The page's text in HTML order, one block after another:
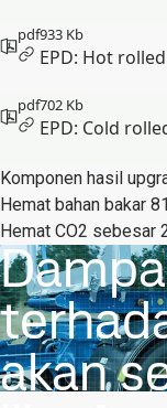
pdf933 Kb
EPD: Hot
pdf702 Kb
EPD: Cold
Komponen hasil
Hemat bahan bakar
Hemat CO2
akan